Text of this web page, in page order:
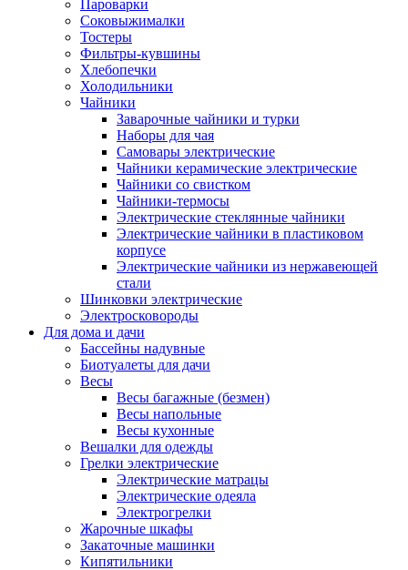
Пароварки
Соковыжималки
Тостеры
Фильтры-кувшины
Хлебопечки
Холодильники
Чайники
Заварочные чайники и турки
Наборы для чая
Самовары электрические
Чайники керамические электрические
Чайники со свистком
Чайники-термосы
Электрические стеклянные чайники
Электрические чайники в пластиковом
корпусе
Электрические чайники из нержавеющей
стали
Шинковки электрические
Электросковороды
Для дома и дачи
Бассейны надувные
Биотуалеты для дачи
Весы
Весы багажные (безмен)
Весы напольные
Весы кухонные
Вешалки для одежды
Грелки электрические
Электрические матрацы
Электрические одеяла
Электрогрелки
Жарочные шкафы
Закаточные машинки
Кипятильники